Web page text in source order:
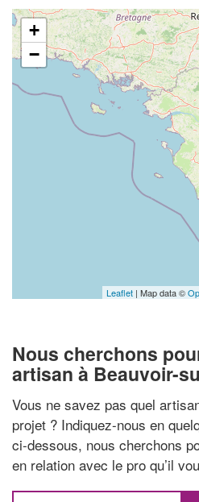
+
−
Leaflet | Map data ©
Nous cherchons
artisan à Beauvoir-
Vous ne savez pas quel
projet ? Indiquez-nous en
ci-dessous, nous cherchons
en relation avec le pro qu’il